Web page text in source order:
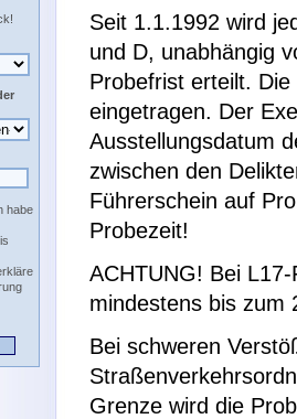
habe
Seit 1.1.1992 wird
und D, unabhängig
Probefrist erteilt.
eingetragen. Der
Ausstellungsdatum
zwischen den
Führerschein auf
Probezeit!
ACHTUNG! Bei
mindestens bis zum
Bei schweren
Grenze wird die